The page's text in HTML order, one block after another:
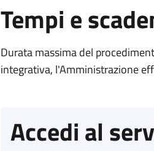
Tempi e
Durata massima del
integrativa, l'Amministrazione
Accedi al